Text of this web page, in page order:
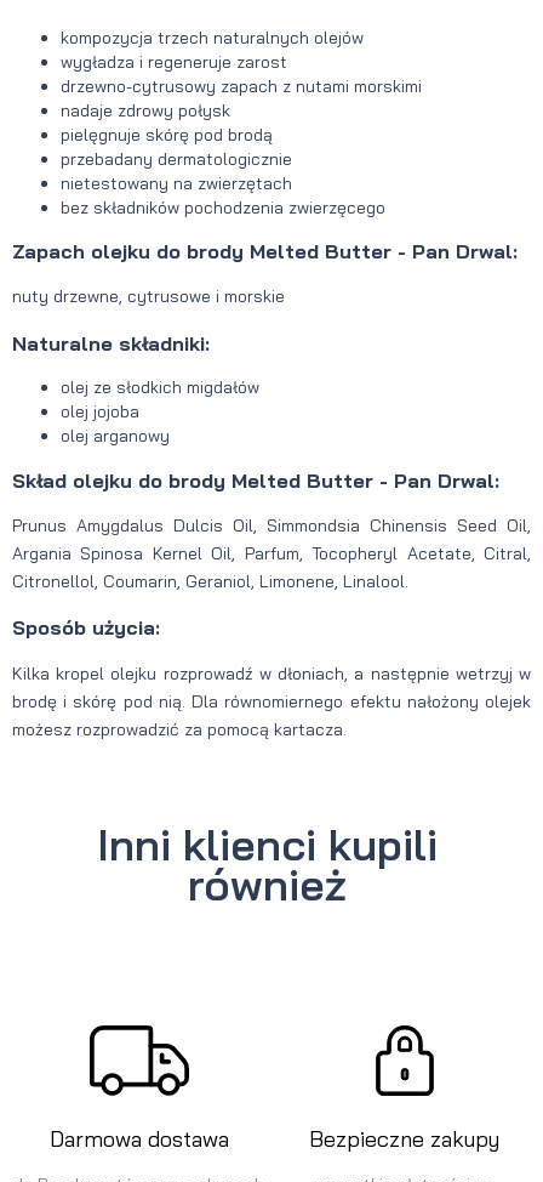
kompozycja trzech naturalnych olejów
wygładza i regeneruje zarost
drzewno-cytrusowy zapach z nutami morskimi
nadaje zdrowy połysk
pielęgnuje skórę pod brodą
przebadany dermatologicznie
nietestowany na zwierzętach
bez składników pochodzenia zwierzęcego
Zapach olejku do brody Melted Butter - Pan Drwal:
nuty drzewne, cytrusowe i morskie
Naturalne składniki:
olej ze słodkich migdałów
olej jojoba
olej arganowy
Skład olejku do brody Melted Butter - Pan Drwal:
Prunus Amygdalus Dulcis Oil, Simmondsia Chinensis Seed Oil,
Argania Spinosa Kernel Oil, Parfum, Tocopheryl Acetate, Citral,
Citronellol, Coumarin, Geraniol, Limonene, Linalool.
Sposób użycia:
Kilka kropel olejku rozprowadź w dłoniach, a następnie wetrzyj w
brodę i skórę pod nią. Dla równomiernego efektu nałożony olejek
możesz rozprowadzić za pomocą kartacza.
Inni klienci kupili
również
Darmowa dostawa Bezpieczne zakupy